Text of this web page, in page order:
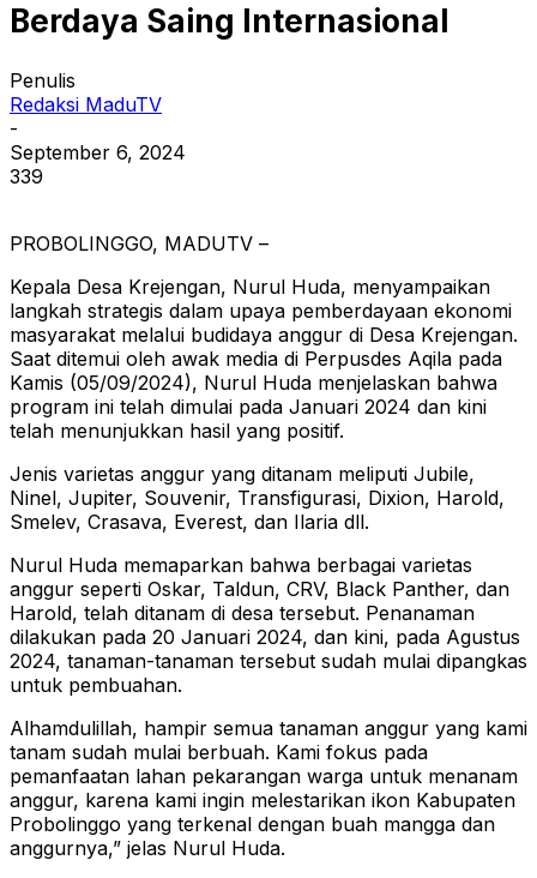
Berdaya Saing Internasional
Penulis
Redaksi MaduTV
-
September 6, 2024
339
PROBOLINGGO, MADUTV –
Kepala Desa Krejengan, Nurul Huda, menyampaikan
langkah strategis dalam upaya pemberdayaan ekonomi
masyarakat melalui budidaya anggur di Desa Krejengan.
Saat ditemui oleh awak media di Perpusdes Aqila pada
Kamis (05/09/2024), Nurul Huda menjelaskan bahwa
program ini telah dimulai pada Januari 2024 dan kini
telah menunjukkan hasil yang positif.
Jenis varietas anggur yang ditanam meliputi Jubile,
Ninel, Jupiter, Souvenir, Transfigurasi, Dixion, Harold,
Smelev, Crasava, Everest, dan Ilaria dll.
Nurul Huda memaparkan bahwa berbagai varietas
anggur seperti Oskar, Taldun, CRV, Black Panther, dan
Harold, telah ditanam di desa tersebut. Penanaman
dilakukan pada 20 Januari 2024, dan kini, pada Agustus
2024, tanaman-tanaman tersebut sudah mulai dipangkas
untuk pembuahan.
Alhamdulillah, hampir semua tanaman anggur yang kami
tanam sudah mulai berbuah. Kami fokus pada
pemanfaatan lahan pekarangan warga untuk menanam
anggur, karena kami ingin melestarikan ikon Kabupaten
Probolinggo yang terkenal dengan buah mangga dan
anggurnya,” jelas Nurul Huda.